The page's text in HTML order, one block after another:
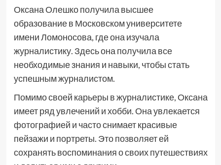
Оксана Олешко получила высшее
образование в Московском университете
имени Ломоносова, где она изучала
журналистику. Здесь она получила все
необходимые знания и навыки, чтобы стать
успешным журналистом.
Помимо своей карьеры в журналистике, Оксана
имеет ряд увлечений и хобби. Она увлекается
фотографией и часто снимает красивые
пейзажи и портреты. Это позволяет ей
сохранять воспоминания о своих путешествиях